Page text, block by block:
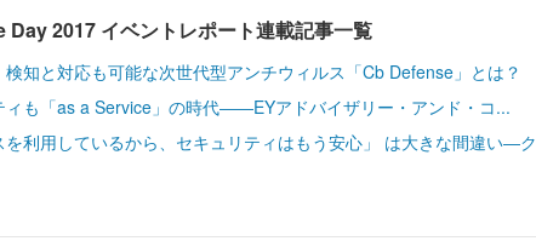
2017 イベントレポート連載記事一覧
知と対応も可能な次世代型アンチウィルス「Cb Defense」とは？
ィも「as a Service」の時代――EYアドバイザリー・アンド・コ...
を利用しているから、セキュリティはもう安心」 は大きな間違い―ク